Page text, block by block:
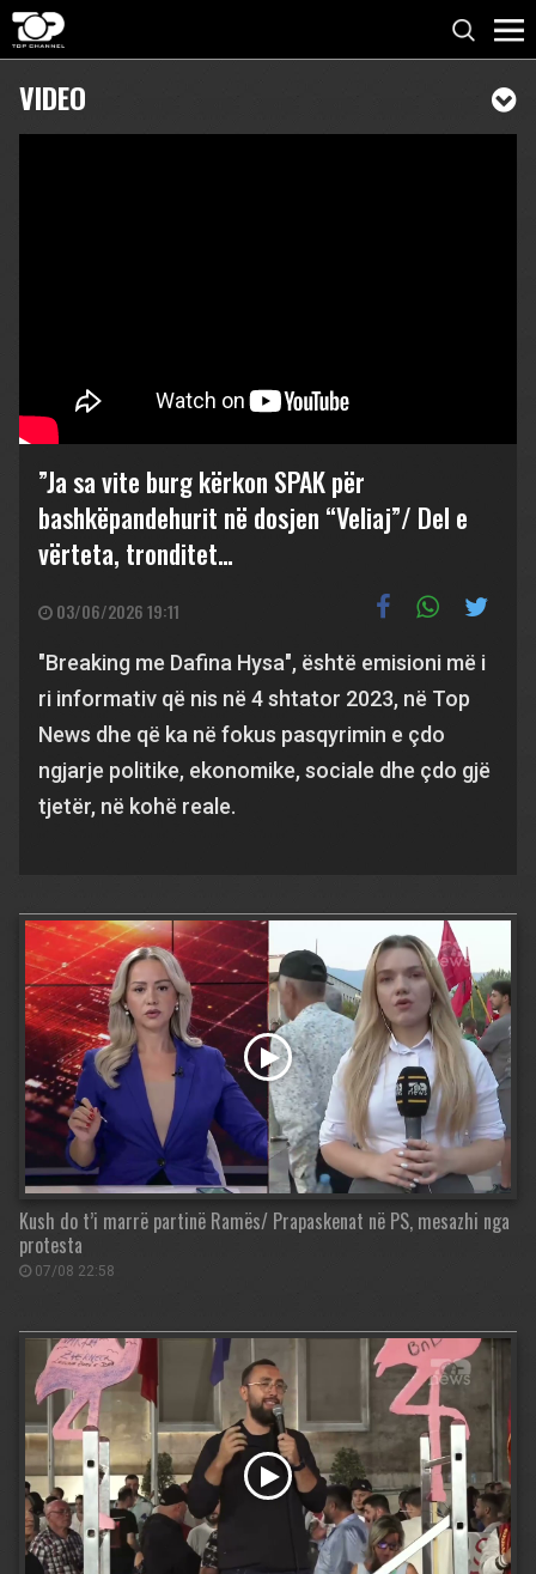
VIDEO
”Ja sa vite burg kërkon SPAK për
bashkëpandehurit në dosjen “Veliaj”/ Del e
vërteta, tronditet…
03/06/2026 19:11
"Breaking me Dafina Hysa", është emisioni më i
ri informativ që nis në 4 shtator 2023, në Top
News dhe që ka në fokus pasqyrimin e çdo
ngjarje politike, ekonomike, sociale dhe çdo gjë
tjetër, në kohë reale.
Kush do t’i marrë partinë Ramës/ Prapaskenat në PS, mesazhi nga
protesta
07/08 22:58